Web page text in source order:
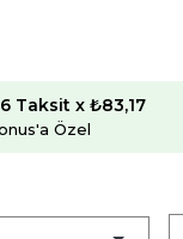
Taksit x ₺83,17
Özel